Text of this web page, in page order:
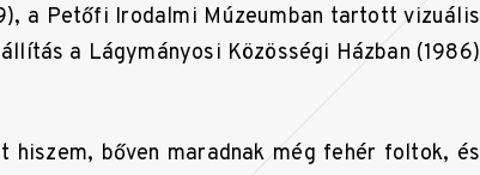
a Petőfi Irodalmi Múzeumban tartott vizuális
a Lágymányosi Közösségi Házban (1986)
bőven maradnak még fehér foltok, és